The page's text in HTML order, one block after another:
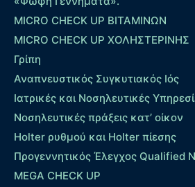
MICRO CHECK UP ΒΙΤΑΜΙΝΩΝ
MICRO CHECK UP ΧΟΛΗΣΤΕΡΙΝΗΣ
Γρίπη
Αναπνευστικός Συγκυτιακός Ιός
Ιατρικές και Νοσηλευτικές
Νοσηλευτικές πράξεις κατ’ οίκον
Holter ρυθμού και Holter πίεσης
Προγεννητικός Έλεγχος Qualified
MEGA CHECK UP